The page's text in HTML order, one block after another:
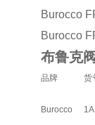
Burocco
Burocco
布鲁克
品牌 货
Burocco